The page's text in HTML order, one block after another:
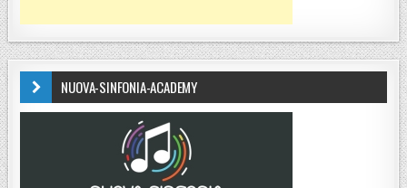
NUOVA-SINFONIA-ACADEMY